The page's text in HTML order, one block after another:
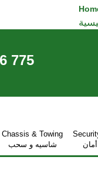
775
Chassis & Towing
شاسيه و سحب